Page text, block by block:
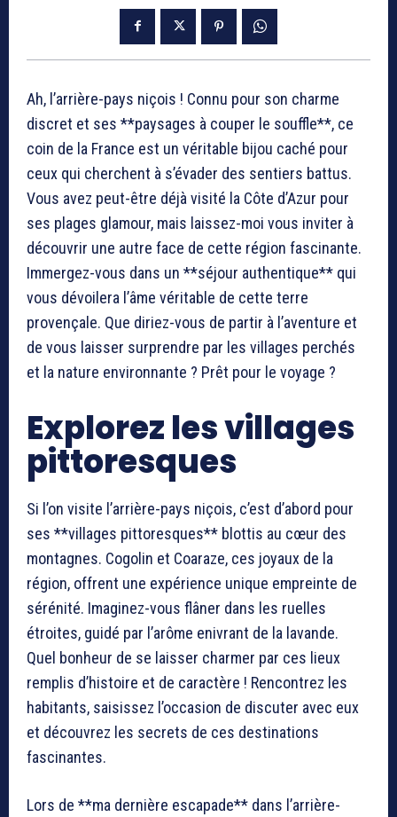
Ah, l’arrière-pays niçois ! Connu pour son charme
discret et ses **paysages à couper le souffle**, ce
coin de la France est un véritable bijou caché pour
ceux qui cherchent à s’évader des sentiers battus.
Vous avez peut-être déjà visité la Côte d’Azur pour
ses plages glamour, mais laissez-moi vous inviter à
découvrir une autre face de cette région fascinante.
Immergez-vous dans un **séjour authentique** qui
vous dévoilera l’âme véritable de cette terre
provençale. Que diriez-vous de partir à l’aventure et
de vous laisser surprendre par les villages perchés
et la nature environnante ? Prêt pour le voyage ?
Explorez les villages
pittoresques
Si l’on visite l’arrière-pays niçois, c’est d’abord pour
ses **villages pittoresques** blottis au cœur des
montagnes. Cogolin et Coaraze, ces joyaux de la
région, offrent une expérience unique empreinte de
sérénité. Imaginez-vous flâner dans les ruelles
étroites, guidé par l’arôme enivrant de la lavande.
Quel bonheur de se laisser charmer par ces lieux
remplis d’histoire et de caractère ! Rencontrez les
habitants, saisissez l’occasion de discuter avec eux
et découvrez les secrets de ces destinations
fascinantes.
Lors de **ma dernière escapade** dans l’arrière-